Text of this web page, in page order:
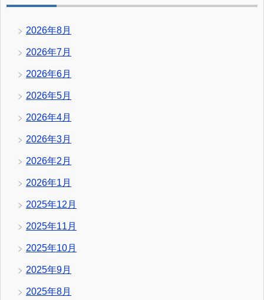
2026年8月
2026年7月
2026年6月
2026年5月
2026年4月
2026年3月
2026年2月
2026年1月
2025年12月
2025年11月
2025年10月
2025年9月
2025年8月